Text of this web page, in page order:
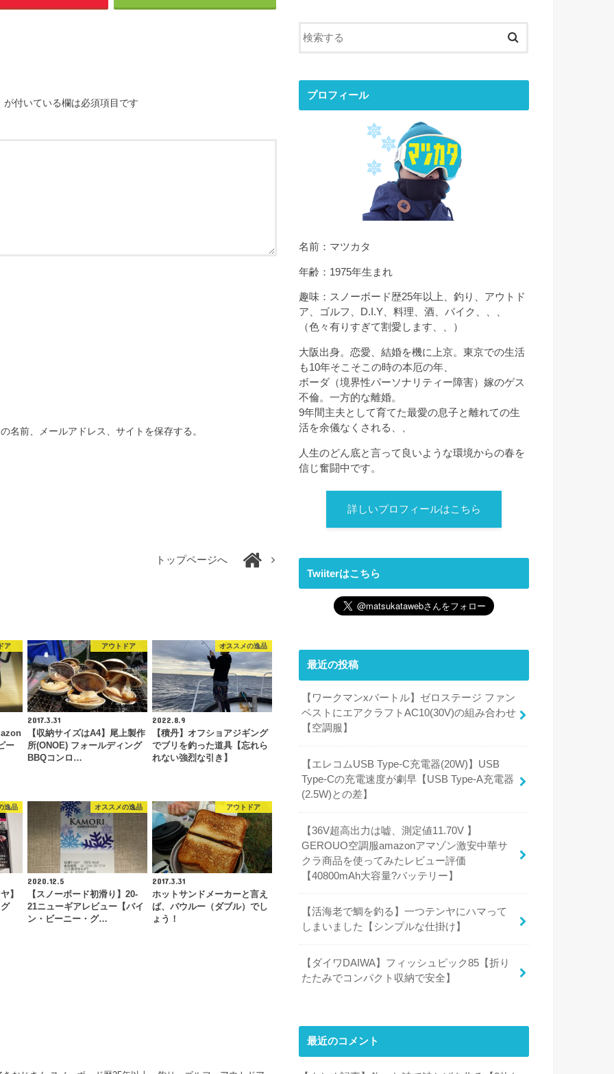
が付いている欄は必須項目です
名前、メールアドレス、サイトを保存する。
トップページへ
ア
ー
アウトドア
2017.3.31
【収納サイズはA4】尾上製作
所(ONOE) フォールディング
BBQコンロ…
オススメの逸品
2022.8.9
【積丹】オフショアジギング
でブリを釣った道具【忘れら
れない強烈な引き】
逸品
】
オススメの逸品
2020.12.5
【スノーボード初滑り】20-
21ニューギアレビュー【バイ
ン・ビーニー・グ…
アウトドア
2017.3.31
ホットサンドメーカーと言え
ば、バウルー（ダブル）でし
ょう！
プロフィール
名前：マツカタ
年齢：1975年生まれ
趣味：スノーボード歴25年以上、釣り、アウトド
ア、ゴルフ、D.I.Y、料理、酒、バイク、、、
（色々有りすぎて割愛します、、）
大阪出身。恋愛、結婚を機に上京。東京での生活
も10年そこそこの時の本厄の年、
ボーダ（境界性パーソナリティー障害）嫁のゲス
不倫。一方的な離婚。
9年間主夫として育てた最愛の息子と離れての生
活を余儀なくされる、、
人生のどん底と言って良いような環境からの春を
信じ奮闘中です。
詳しいプロフィールはこちら
Twiiterはこちら
最近の投稿
【ワークマンxバートル】ゼロステージ ファン
ベストにエアクラフトAC10(30V)の組み合わせ
【空調服】
【エレコムUSB Type-C充電器(20W)】USB
Type-Cの充電速度が劇早【USB Type-A充電器
(2.5W)との差】
【36V超高出力は嘘、測定値11.70V 】
GEROUO空調服amazonアマゾン激安中華サ
クラ商品を使ってみたレビュー評価
【40800mAh大容量?バッテリー】
【活海老で鯛を釣る】一つテンヤにハマって
しまいました【シンプルな仕掛け】
【ダイワDAIWA】フィッシュピック85【折り
たたみでコンパクト収納で安全】
最近のコメント